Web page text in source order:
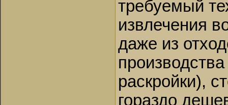
требуемый
извлечения
даже из
раскройки),
гораздо